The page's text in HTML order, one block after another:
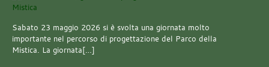
Sabato 23 maggio 2026 si è svolta una giornata molto
importante nel percorso di progettazione del Parco della
Mistica. La giornata[…]